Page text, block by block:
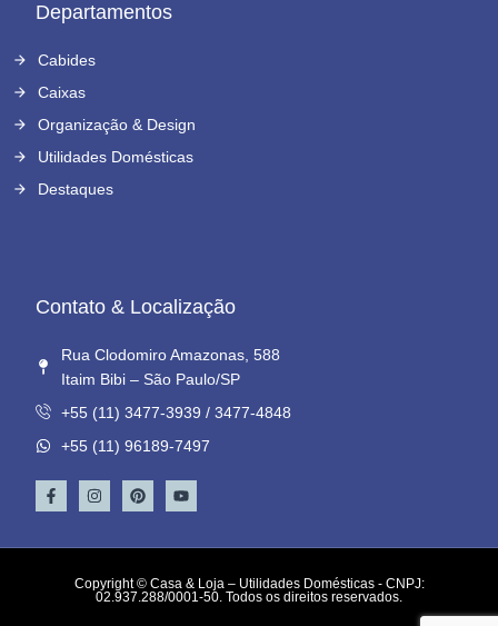
Departamentos
Cabides
Caixas
Organização & Design
Utilidades Domésticas
Destaques
Contato & Localização
Rua Clodomiro Amazonas, 588
Itaim Bibi – São Paulo/SP
+55 (11) 3477-3939 / 3477-4848
+55 (11) 96189-7497
Copyright © Casa & Loja – Utilidades Domésticas - CNPJ:
02.937.288/0001-50. Todos os direitos reservados.